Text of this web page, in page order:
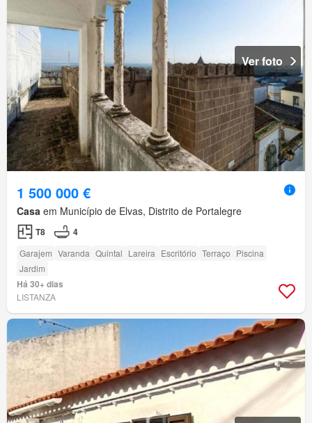
Ver foto
1 500 000 €
Casa em Município de Elvas, Distrito de Portalegre
T8 4
Garajem Varanda Quintal Lareira Escritório Terraço Piscina
Jardim
Há 30+ dias
LISTANZA